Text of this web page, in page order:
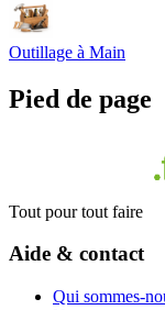
Outillage à Main
Pied de page
Tout pour tout faire
Aide & contact
Qui sommes-